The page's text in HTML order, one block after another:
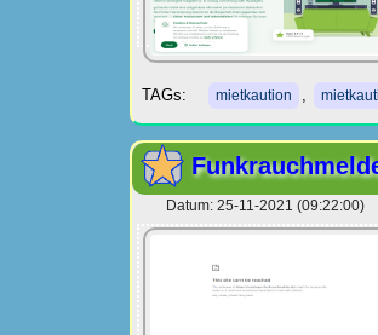
TAGs: mietkaution ,
Datum: 25-11-2021